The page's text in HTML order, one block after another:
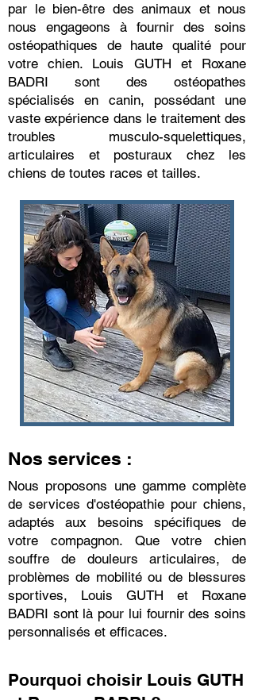
par le bien-être des animaux et nous
nous engageons à fournir des soins
ostéopathiques de haute qualité pour
votre chien. Louis GUTH et Roxane
BADRI sont des ostéopathes
spécialisés en canin, possédant une
vaste expérience dans le traitement des
troubles musculo-squelettiques,
articulaires et posturaux chez les
chiens de toutes races et tailles.
Nos services :
Nous proposons une gamme complète
de services d'ostéopathie pour chiens,
adaptés aux besoins spécifiques de
votre compagnon. Que votre chien
souffre de douleurs articulaires, de
problèmes de mobilité ou de blessures
sportives, Louis GUTH et Roxane
BADRI sont là pour lui fournir des soins
personnalisés et efficaces.
Pourquoi choisir Louis GUTH